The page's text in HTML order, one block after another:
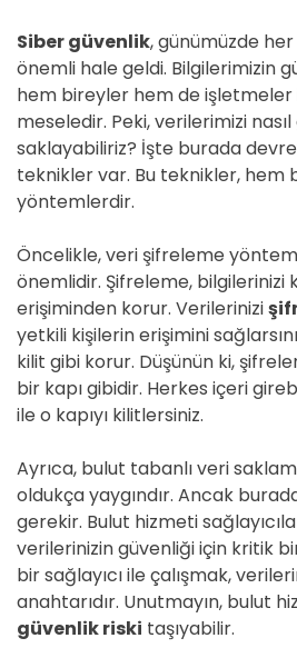
Siber güvenlik, günümüzde
önemli hale geldi. Bilgilerimizin
hem bireyler hem de işletmeler
meseledir. Peki, verilerimizi
saklayabiliriz? İşte burada
teknikler var. Bu teknikler, hem
yöntemlerdir.
Öncelikle, veri şifreleme
önemlidir. Şifreleme, bilgilerinizi
erişiminden korur. Verilerinizi
yetkili kişilerin erişimini
kilit gibi korur. Düşünün ki,
bir kapı gibidir. Herkes içeri
ile o kapıyı kilitlersiniz.
Ayrıca, bulut tabanlı veri
oldukça yaygındır. Ancak
gerekir. Bulut hizmeti
verilerinizin güvenliği için kritik
bir sağlayıcı ile çalışmak,
anahtarıdır. Unutmayın, bulut
güvenlik riski taşıyabilir.